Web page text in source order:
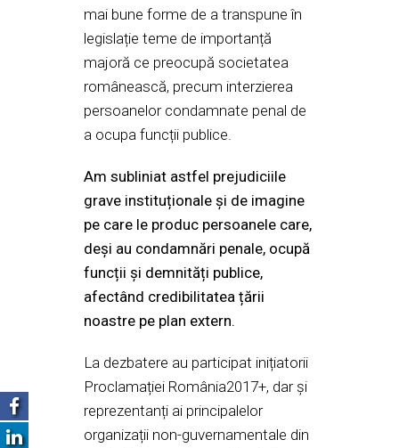
mai bune forme de a transpune în
legislație teme de importanță
majoră ce preocupă societatea
românească, precum interzierea
persoanelor condamnate penal de
a ocupa funcții publice.
Am subliniat astfel prejudiciile
grave instituționale și de imagine
pe care le produc persoanele care,
deși au condamnări penale, ocupă
funcții și demnități publice,
afectând credibilitatea țării
noastre pe plan extern.
La dezbatere au participat inițiatorii
Proclamației România2017+, dar și
reprezentanți ai principalelor
organizații non-guvernamentale din